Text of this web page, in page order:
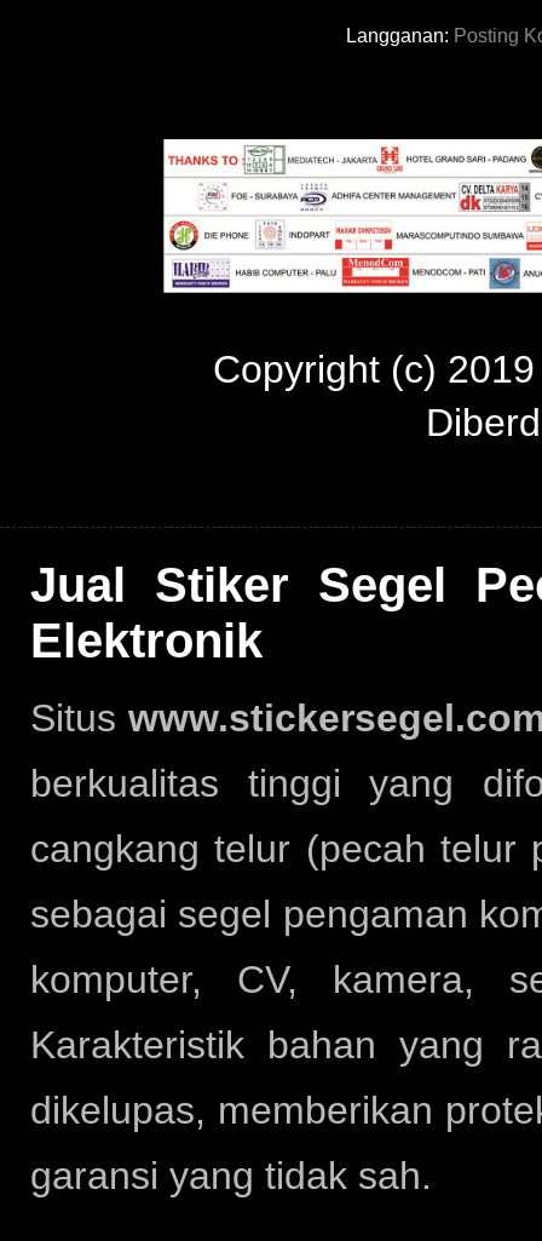
Langganan: Posting
Copyright (c)
Jual Stiker Segel
Elektronik
Situs
berkualitas tinggi yang
cangkang telur (pecah telur
sebagai segel pengaman
komputer, CV, kamera,
Karakteristik bahan yang
dikelupas, memberikan
garansi yang tidak sah.